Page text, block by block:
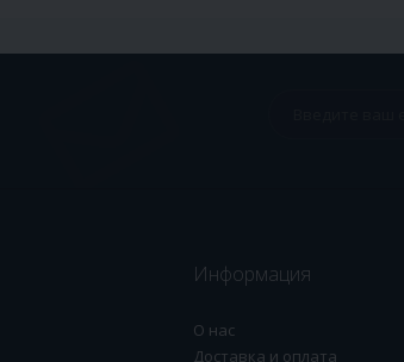
Информация
О нас
Доставка и оплата